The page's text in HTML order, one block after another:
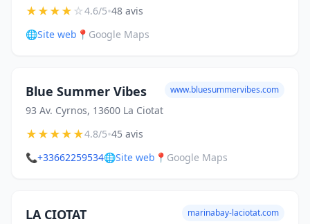
★★★★☆4.6/5•48 avis
🌐Site web 📍 Google Maps
Blue Summer Vibes
93 Av. Cyrnos, 13600 La Ciotat
www.bluesummervibes.com
★★★★★4.8/5•45 avis
📞+33662259534🌐Site web 📍 Google Maps
LA CIOTAT marinabay-laciotat.com